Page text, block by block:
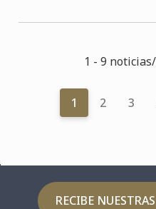
1 - 9
1 2 3
RECIBE